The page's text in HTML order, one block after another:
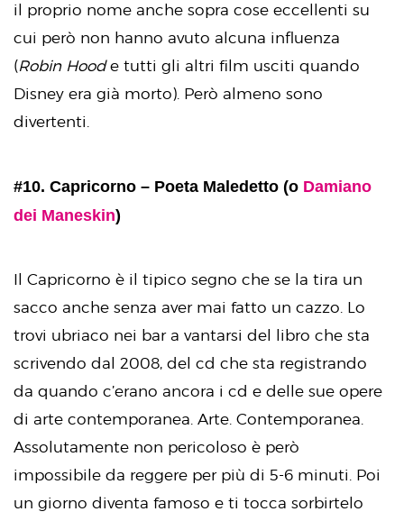
il proprio nome anche sopra cose eccellenti su
cui però non hanno avuto alcuna influenza
(Robin Hoode tutti gli altri film usciti quando
Disney era già morto). Però almeno sono
divertenti.
#10. Capricorno – Poeta Maledetto (o Damiano
dei Maneskin)
Il Capricorno è il tipico segno che se la tira un
sacco anche senza aver mai fatto un cazzo. Lo
trovi ubriaco nei bar a vantarsi del libro che sta
scrivendo dal 2008, del cd che sta registrando
da quando c’erano ancora i cd e delle sue opere
di arte contemporanea. Arte. Contemporanea.
Assolutamente non pericoloso è però
impossibile da reggere per più di 5-6 minuti. Poi
un giorno diventa famoso e ti tocca sorbirtelo